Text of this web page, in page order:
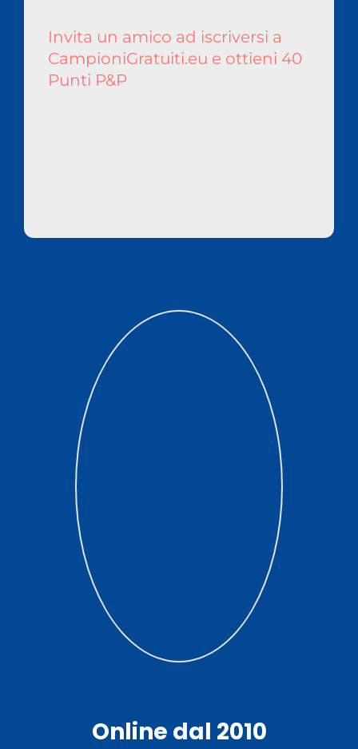
Invita un amico ad iscriversi a
CampioniGratuiti.eu e ottieni 40
Punti P&P
Online dal 2010